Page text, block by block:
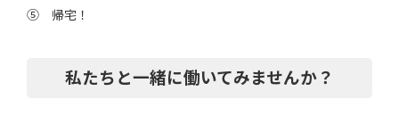
⑤ 帰宅！
私たちと一緒に働いてみませんか？